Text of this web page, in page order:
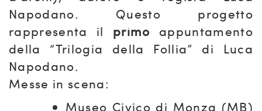
Napodano. Questo progetto
rappresenta il primo appuntamento
della “Trilogia della Follia” di Luca
Napodano.
Messe in scena:
Museo Civico di Monza (MB)